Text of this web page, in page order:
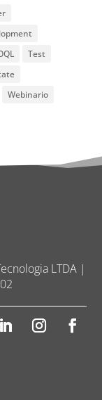
Test
Webinario
LTDA |